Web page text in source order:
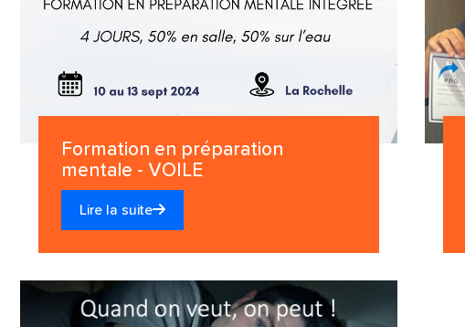
Formation en préparation
mentale - VOILE
Lire la suite